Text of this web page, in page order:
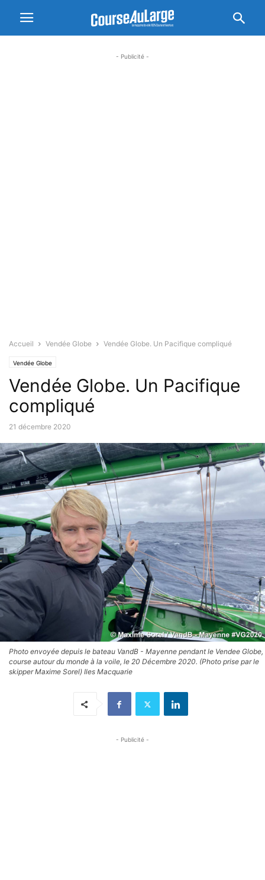
- Publicité -
Accueil Vendée Globe Vendée Globe. Un Pacifique compliqué
Vendée Globe
Vendée Globe. Un Pacifique
compliqué
21 décembre 2020
Photo envoyée depuis le bateau VandB - Mayenne pendant le Vendee Globe,
course autour du monde à la voile, le 20 Décembre 2020. (Photo prise par le
skipper Maxime Sorel) Iles Macquarie
- Publicité -